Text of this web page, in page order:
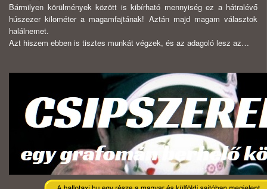
Bármilyen körülmények között is kibírható mennyiség ez a hátralévő
húszezer kilométer a magamfajtának! Aztán majd magam választok
halálnemet.
Azt hiszem ebben is tisztes munkát végzek, és az adagoló lesz az…